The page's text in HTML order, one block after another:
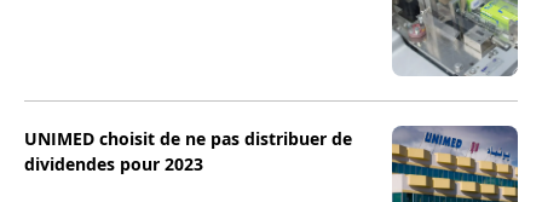
UNIMED choisit de ne pas distribuer de
dividendes pour 2023